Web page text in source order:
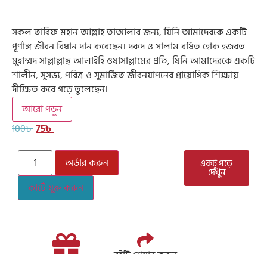
সকল তারিফ মহান আল্লাহ তাআলার জন্য, যিনি আমাদেরকে একটি
পূর্ণাঙ্গ জীবন বিধান দান করেছেন। দরুদ ও সালাম বর্ষিত হোক হজরত
মুহাম্মদ সাল্লাল্লাহু আলাইহি ওয়াসাল্লামের প্রতি, যিনি আমাদেরকে একটি
শালীন, সুসভ্য, পবিত্র ও সুমার্জিত জীবনযাপনের প্রায়োগিক শিক্ষায়
দীক্ষিত করে গড়ে তুলেছেন।
আরো পড়ুন
100৳75৳
অর্ডার করুন
কার্টে যুক্ত করুন
একটু পড়ে
দেখুন